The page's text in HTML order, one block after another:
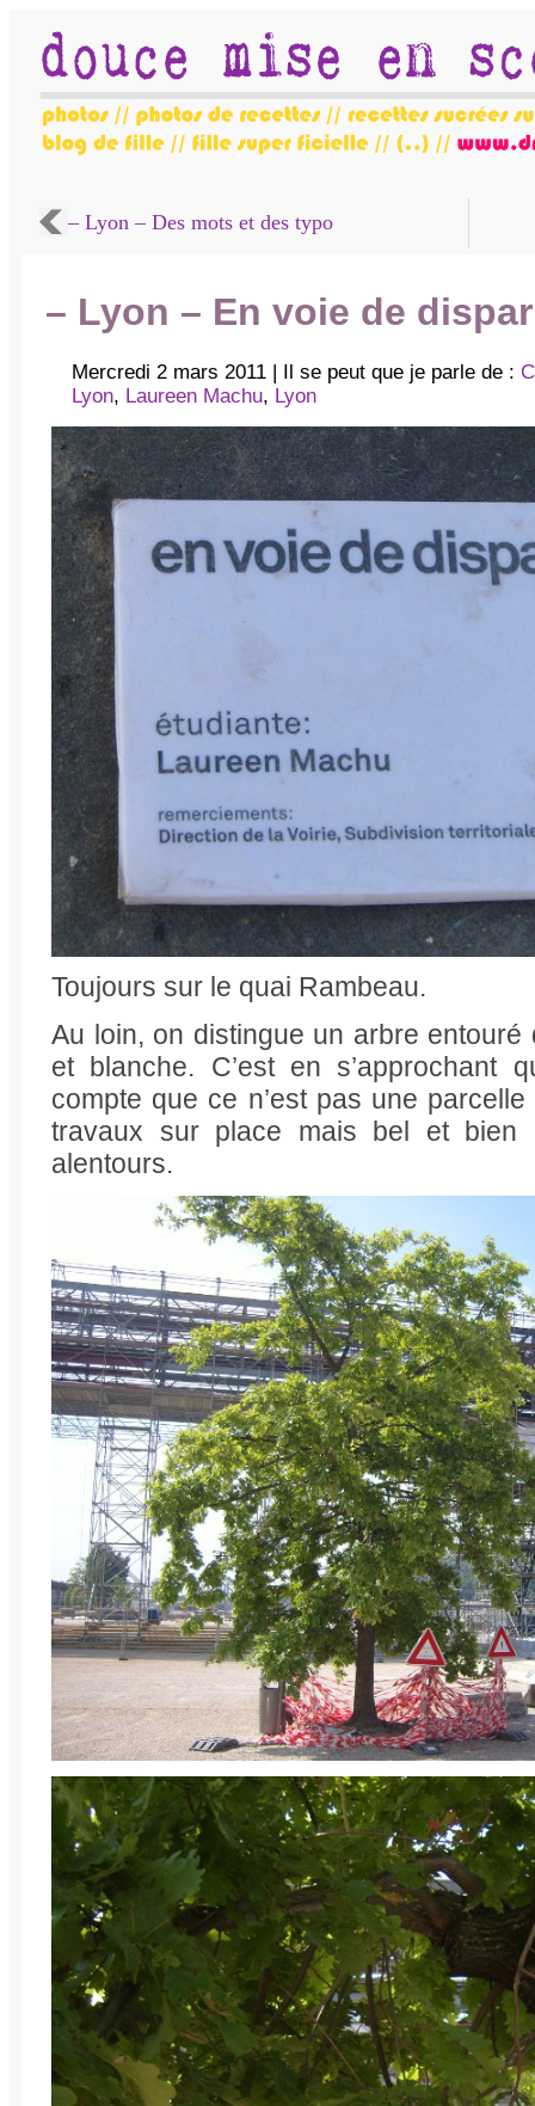
– Lyon – Des mots et des typo
– Lyon – En voie de
Mercredi 2 mars 2011 | Il se peut que je parle de :
Lyon, Laureen Machu, Lyon
Toujours sur le quai Rambeau.
Au loin, on distingue un arbre
et blanche. C’est en s’approchant
compte que ce n’est pas une
travaux sur place mais bel et bien
alentours.